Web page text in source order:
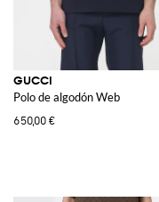
GUCCI
Polo de algodón Web
650,00 €